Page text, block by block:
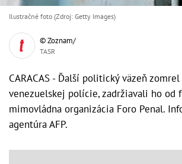
Ilustračné foto (Zdroj: Getty Images)
© Zoznam/
TASR
CARACAS - Ďalší politický väzeň
venezuelskej polície, zadržiavali ho od
mimovládna organizácia Foro Penal.
agentúra AFP.